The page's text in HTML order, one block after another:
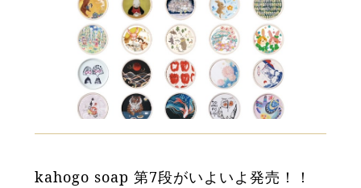
kahogo soap 第7段がいよいよ発売！！